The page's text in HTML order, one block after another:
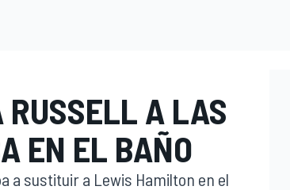
RUSSELL A LAS
EN EL BAÑO
a sustituir a Lewis Hamilton en el